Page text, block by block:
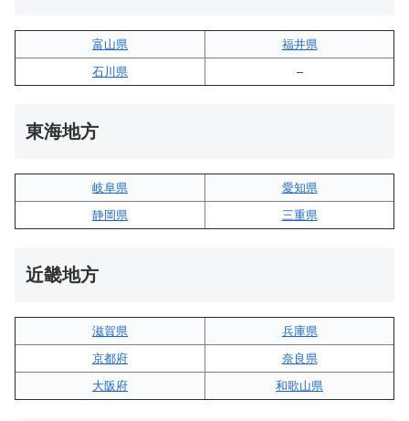
富山県
福井県
石川県
–
東海地方
岐阜県
愛知県
静岡県
三重県
近畿地方
滋賀県
兵庫県
京都府
奈良県
大阪府
和歌山県